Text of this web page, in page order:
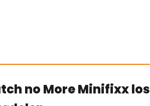
no More Minifixx los